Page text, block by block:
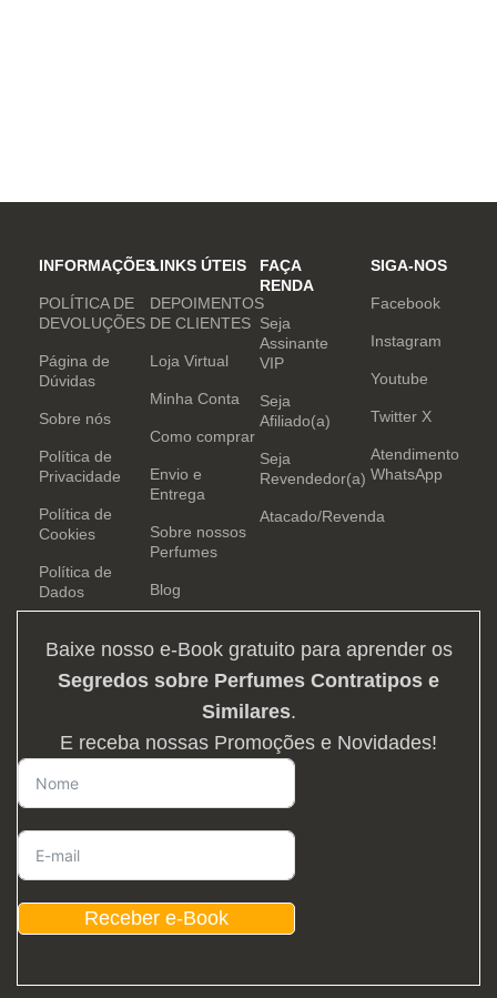
INFORMAÇÕES
POLÍTICA DE
DEVOLUÇÕES
Página de
Dúvidas
Sobre nós
Política de
Privacidade
Política de
Cookies
Política de
Dados
LINKS ÚTEIS
DEPOIMENTOS
DE CLIENTES
Loja Virtual
Minha Conta
Como comprar
Envio e
Entrega
Sobre nossos
Perfumes
Blog
FAÇA
RENDA
Seja
Assinante
VIP
Seja
Afiliado(a)
Seja
Revendedor(a)
Atacado/Revenda
SIGA-NOS
Facebook
Instagram
Youtube
Twitter X
Atendimento
WhatsApp
Baixe nosso e-Book gratuito para aprender os
Segredos sobre Perfumes Contratipos e
Similares.
E receba nossas Promoções e Novidades!
Receber e-Book